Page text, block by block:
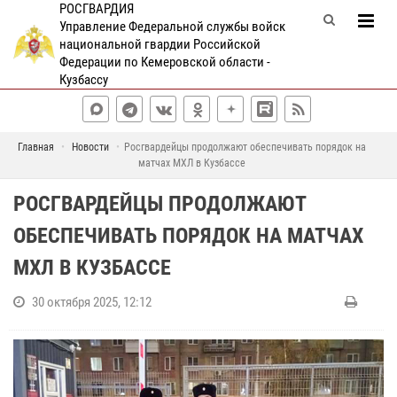
РОСГВАРДИЯ
Управление Федеральной службы войск
национальной гвардии Российской
Федерации по Кемеровской области -
Кузбассу
Главная Новости
Росгвардейцы продолжают обеспечивать порядок на
матчах МХЛ в Кузбассе
РОСГВАРДЕЙЦЫ ПРОДОЛЖАЮТ
ОБЕСПЕЧИВАТЬ ПОРЯДОК НА МАТЧАХ
МХЛ В КУЗБАССЕ
30 октября 2025, 12:12